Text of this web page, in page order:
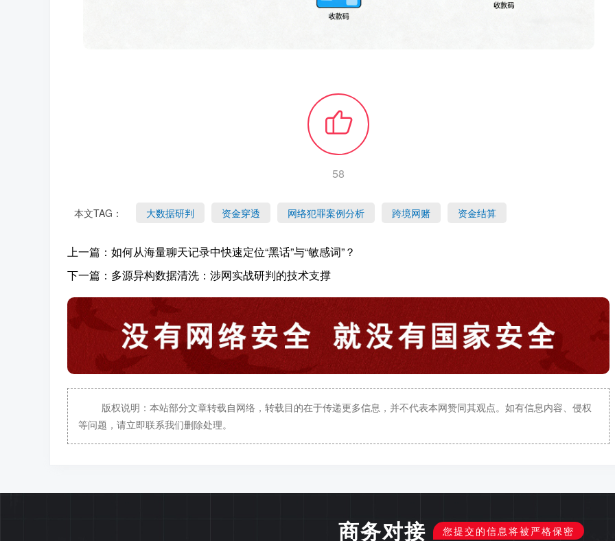
58
本文TAG： 大数据研判 资金穿透 网络犯罪案例分析 跨境网赌 资金结算
上一篇： 如何从海量聊天记录中快速定位“黑话”与“敏感词”？
下一篇： 多源异构数据清洗：涉网实战研判的技术支撑
版权说明：本站部分文章转载自网络，转载目的在于传递更多信息，并不代表本网赞同其观点。如有信息内容、侵权
等问题，请立即联系我们删除处理。
商务对接 您提交的信息将被严格保密